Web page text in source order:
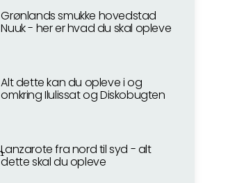
Grønlands smukke hovedstad
Nuuk - her er hvad du skal opleve
Alt dette kan du opleve i og
omkring Ilulissat og Diskobugten
Lanzarote fra nord til syd - alt
dette skal du opleve